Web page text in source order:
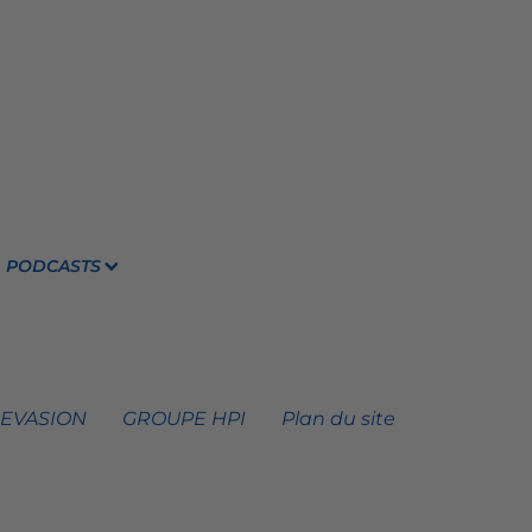
PODCASTS
GROUPE HPI Plan du site